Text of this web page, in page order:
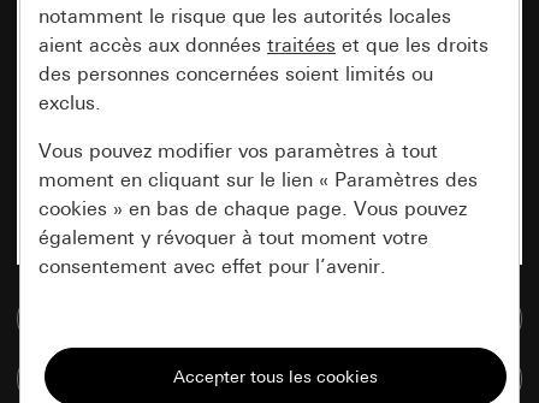
Comparer des articles
notamment le risque que les autorités locales
aient accès aux données traitées et que les droits
des personnes concernées soient limités ou
exclus.
Vous pouvez modifier vos paramètres à tout
moment en cliquant sur le lien « Paramètres des
cookies » en bas de chaque page. Vous pouvez
également y révoquer à tout moment votre
consentement avec effet pour l’avenir.
Tous les cookies dont nous avons besoin pour